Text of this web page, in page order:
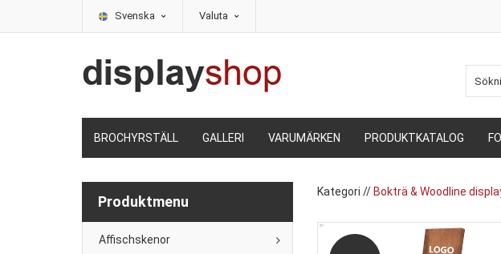
Svenska Valuta
BROCHYRSTÄLL GALLERI VARUMÄRKEN PRODUKTKATALOG
Kategori // Bokträ & Woodline
Produktmenu
Affischskenor